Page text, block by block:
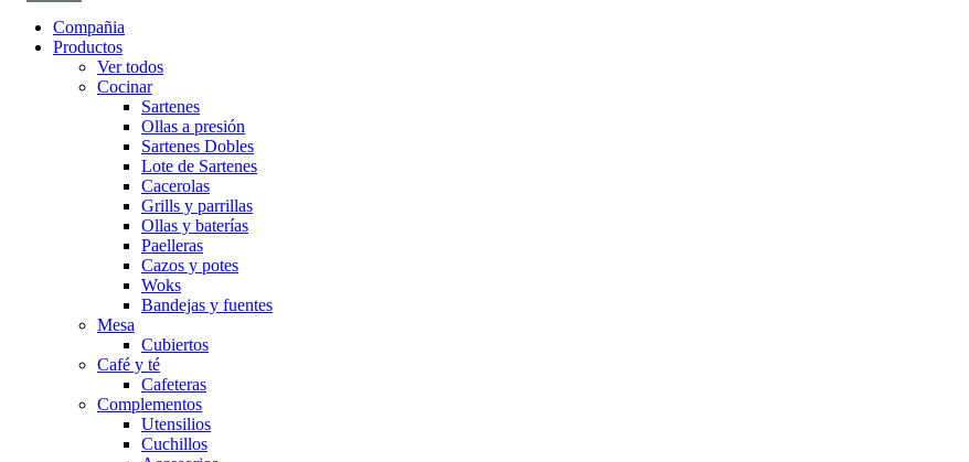
Compañia
Productos
Ver todos
Cocinar
Sartenes
Ollas a presión
Sartenes Dobles
Lote de Sartenes
Cacerolas
Grills y parrillas
Ollas y baterías
Paelleras
Cazos y potes
Woks
Bandejas y fuentes
Mesa
Cubiertos
Café y té
Cafeteras
Complementos
Utensilios
Cuchillos